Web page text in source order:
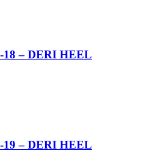
18 – DERI HEEL
19 – DERI HEEL